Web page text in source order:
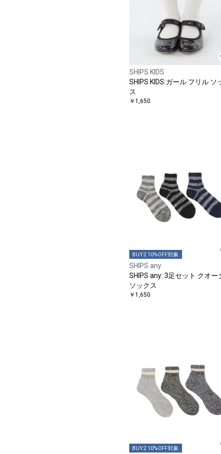
SHIPS KIDS
SHIPS KIDS:ガール フリル ソ
ス
￥1,650
BUY2 10%OFF対象
SHIPS any
SHIPS any: 3足セット クオー
ソックス
￥1,650
BUY2 10%OFF対象